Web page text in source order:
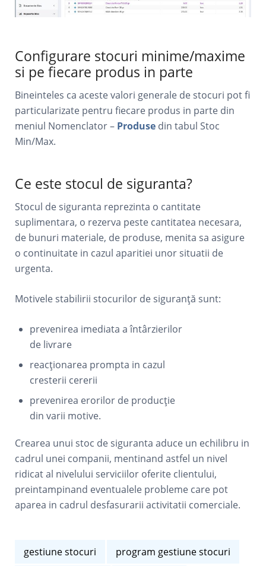
Configurare stocuri minime/maxime
si pe fiecare produs in parte
Bineinteles ca aceste valori generale de stocuri pot fi
particularizate pentru fiecare produs in parte din
meniul Nomenclator – Produse din tabul Stoc
Min/Max.
Ce este stocul de siguranta?
Stocul de siguranta reprezinta o cantitate
suplimentara, o rezerva peste cantitatea necesara,
de bunuri materiale, de produse, menita sa asigure
o continuitate in cazul aparitiei unor situatii de
urgenta.
Motivele stabilirii stocurilor de siguranță sunt:
prevenirea imediata a întârzierilor
de livrare
reacționarea prompta in cazul
cresterii cererii
prevenirea erorilor de producție
din varii motive.
Crearea unui stoc de siguranta aduce un echilibru in
cadrul unei companii, mentinand astfel un nivel
ridicat al nivelului serviciilor oferite clientului,
preintampinand eventualele probleme care pot
aparea in cadrul desfasurarii activitatii comerciale.
gestiune stocuri program gestiune stocuri